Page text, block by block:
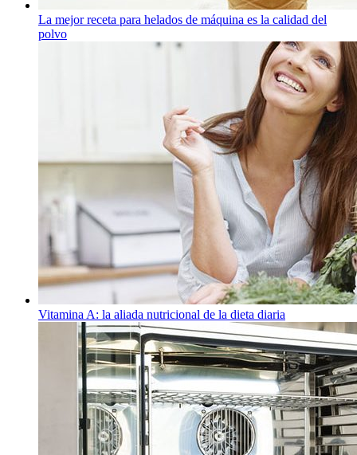
La mejor receta para helados de máquina es la calidad del
polvo
Vitamina A: la aliada nutricional de la dieta diaria